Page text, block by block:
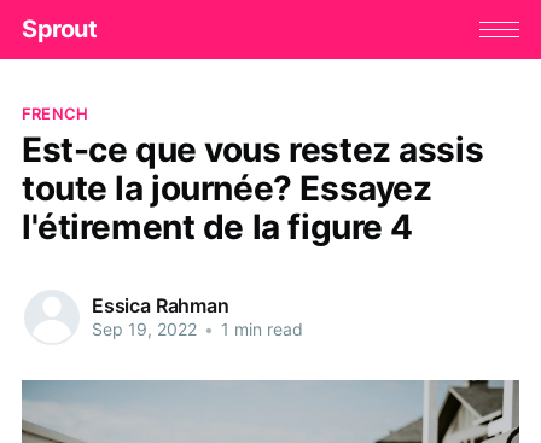
Sprout
FRENCH
Est-ce que vous restez assis
toute la journée? Essayez
l'étirement de la figure 4
Essica Rahman
Sep 19, 2022 • 1 min read